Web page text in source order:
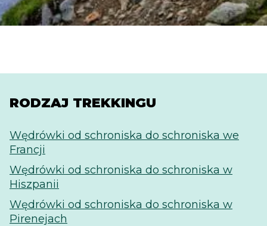
RODZAJ TREKKINGU
Wędrówki od schroniska do schroniska we
Francji
Wędrówki od schroniska do schroniska w
Hiszpanii
Wędrówki od schroniska do schroniska w
Pirenejach